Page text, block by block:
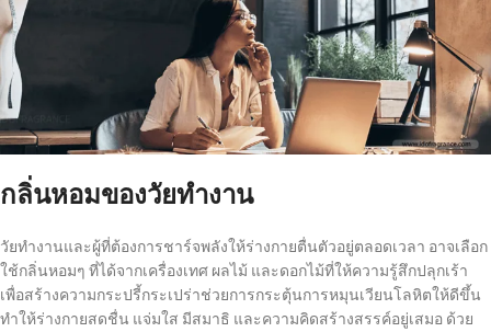
กลิ่นหอมของวัยทำงาน
วัยทำงานและผู้ที่ต้องการชาร์จพลังให้ร่างกายตื่นตัวอยู่ตลอดเวลา อาจเลือก
ใช้กลิ่นหอมๆ ที่ได้จากเครื่องเทศ ผลไม้ และดอกไม้ที่ให้ความรู้สึกปลุกเร้า
เพื่อสร้างความกระปรี้กระเปร่าช่วยการกระตุ้นการหมุนเวียนโลหิตให้ดีขึ้น
ทำให้ร่างกายสดชื่น แจ่มใส มีสมาธิ และความคิดสร้างสรรค์อยู่เสมอ ด้วย